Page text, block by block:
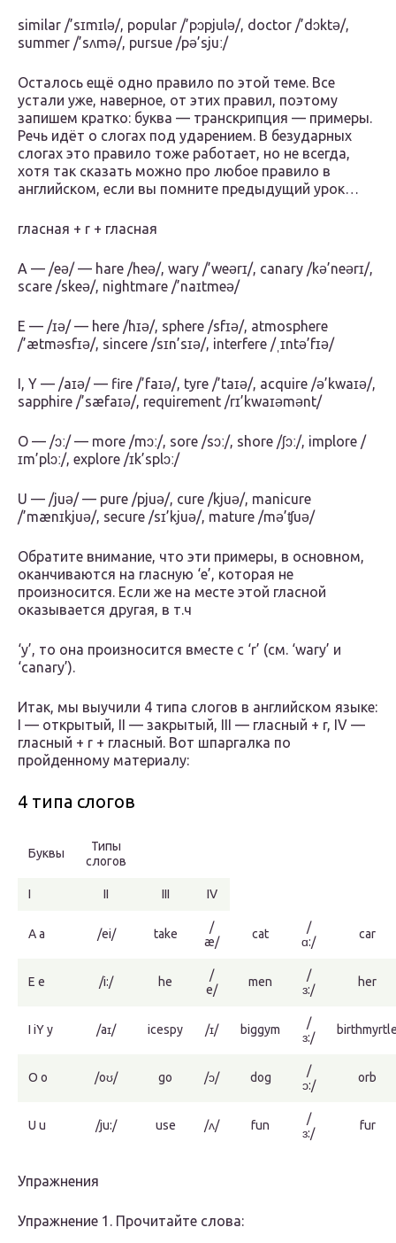
similar /’sɪmɪlə/, popular /’pɔpjulə/, doctor /’dɔktə/,
summer /’sʌmə/, pursue /pə’sjuː/
Осталось ещё одно правило по этой теме. Все
устали уже, наверное, от этих правил, поэтому
запишем кратко: буква — транскрипция — примеры.
Речь идёт о слогах под ударением. В безударных
слогах это правило тоже работает, но не всегда,
хотя так сказать можно про любое правило в
английском, если вы помните предыдущий урок…
гласная + r + гласная
A — /eə/ — hare /heə/, wary /’weərɪ/, canary /kə’neərɪ/,
scare /skeə/, nightmare /’naɪtmeə/
E — /ɪə/ — here /hɪə/, sphere /sfɪə/, atmosphere
/’ætməsfɪə/, sincere /sɪn’sɪə/, interfere /ˌɪntə’fɪə/
I, Y — /aɪə/ — fire /’faɪə/, tyre /’taɪə/, acquire /ə’kwaɪə/,
sapphire /’sæfaɪə/, requirement /rɪ’kwaɪəmənt/
O — /ɔː/ — more /mɔː/, sore /sɔː/, shore /ʃɔː/, implore /
ɪm’plɔː/, explore /ɪk’splɔː/
U — /juə/ — pure /pjuə/, cure /kjuə/, manicure
/’mænɪkjuə/, secure /sɪ’kjuə/, mature /mə’ʧuə/
Обратите внимание, что эти примеры, в основном,
оканчиваются на гласную ‘e’, которая не
произносится. Если же на месте этой гласной
оказывается другая, в т.ч
‘y’, то она произносится вместе с ‘r’ (см. ‘wary’ и
‘canary’).
Итак, мы выучили 4 типа слогов в английском языке:
I — открытый, II — закрытый, III — гласный + r, IV —
гласный + r + гласный. Вот шпаргалка по
пройденному материалу:
4 типа слогов
Буквы
Типы
слогов
I II III IV
A a /ei/ take
/
æ/
cat
/
ɑ:/
car
E e /i:/ he
/
е/
men
/
ɜ:/
her
I iY y /aɪ/ icespy /ɪ/ biggym
/
ɜ:/
O o /oʊ/ go /ɔ/ dog
/
ɔ:/
orb
U u /ju:/ use /ʌ/ fun
/
ɜ:/
fur
Упражнения
Упражнение 1. Прочитайте слова: